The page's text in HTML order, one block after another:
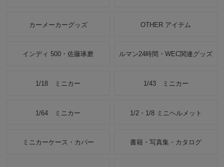
カーメーカーグッズ OTHER アイテム
インディ 500・佐藤琢磨 ルマン24時間・WEC関連グッズ
1/18 ミニカー 1/43 ミニカー
1/64 ミニカー 1/2・1/8 ミニヘルメット
ミニカーケース・カバー 書籍・写真集・カタログ